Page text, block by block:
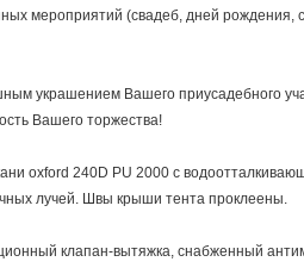
мероприятий (свадеб, дней рождения,
украшением Вашего приусадебного
Вашего торжества!
oxford 240D PU 2000 с
лучей. Швы крыши тента проклеены.
клапан-вытяжка, снабженный